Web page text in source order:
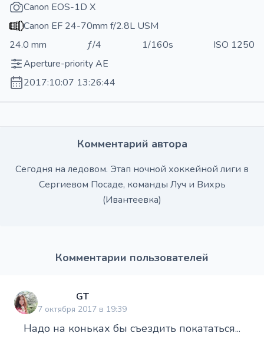
Canon EOS-1D X
Canon EF 24-70mm f/2.8L USM
24.0 mm
ƒ/4 1/160s
ISO 1250
Aperture-priority AE
2017:10:07 13:26:44
Комментарий автора
Сегодня на ледовом. Этап ночной хоккейной лиги в
Сергиевом Посаде, команды Луч и Вихрь
(Ивантеевка)
Комментарии пользователей
GT
7 октября 2017 в 19:39
Надо на коньках бы съездить покататься...